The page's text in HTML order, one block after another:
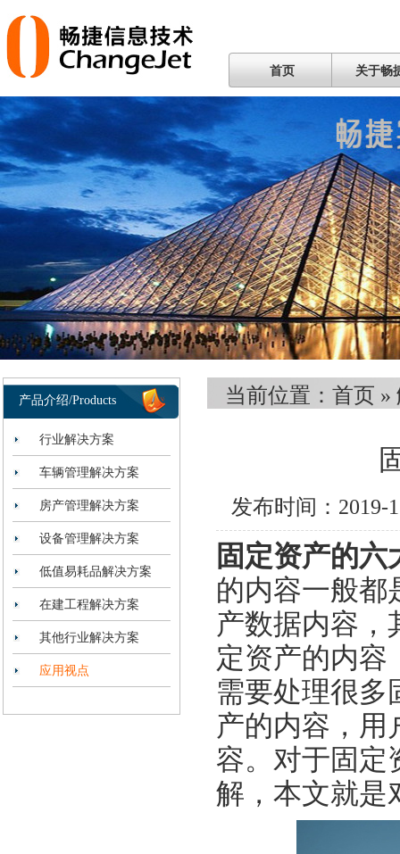
首页 关于畅
产品介绍/Products
行业解决方案
车辆管理解决方案
房产管理解决方案
设备管理解决方案
低值易耗品解决方案
在建工程解决方案
其他行业解决方案
应用视点
当前位置： 首页 »
发布时间：2019-
固定资产的六
的内容一般都
产数据内容，
定资产的内容
需要处理很多
产的内容，用
容。对于固定
解，本文就是